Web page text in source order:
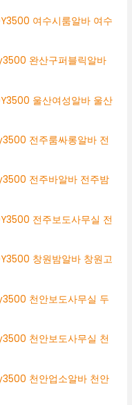
여수시룸알바 여수
완산구퍼블릭알바
울산여성알바 울산
전주룸싸롱알바 전
전주바알바 전주밤
전주보도사무실 전
창원밤알바 창원고
천안보도사무실 두
천안보도사무실 천
천안업소알바 천안